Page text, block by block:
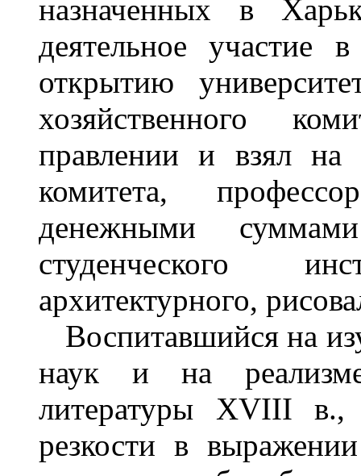
назначенных в
деятельное участие
открытию
хозяйственного
правлении и взял на
комитета,
денежными суммами
студенческого
архитектурного,
Воспитавшийся на
наук и на
литературы XVIII
резкости в